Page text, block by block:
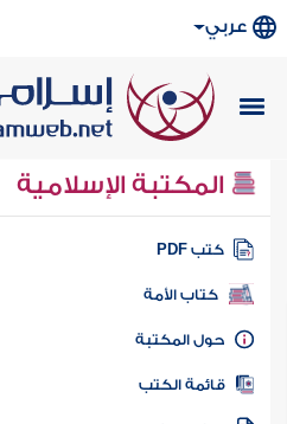
عربي
المكتبة الإسلامية
كتب PDF
كتاب الأمة
المكتبة